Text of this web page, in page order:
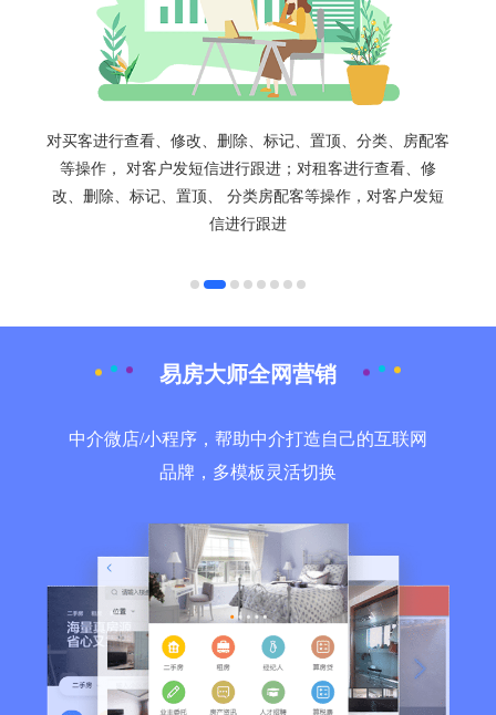
对买客进行查看、修改、删除、标记、置顶、分类、房配客
等操作， 对客户发短信进行跟进；对租客进行查看、修
改、删除、标记、置顶、 分类房配客等操作，对客户发短
信进行跟进
易房大师全网营销
中介微店/小程序，帮助中介打造自己的互联网
品牌，多模板灵活切换